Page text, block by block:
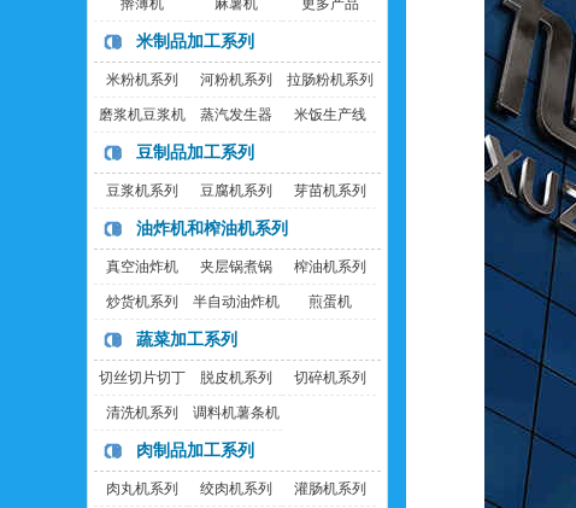
擀薄机 麻薯机 更多产品
米制品加工系列
米粉机系列 河粉机系列 拉肠粉机系列
磨浆机豆浆机 蒸汽发生器 米饭生产线
豆制品加工系列
豆浆机系列 豆腐机系列 芽苗机系列
油炸机和榨油机系列
真空油炸机 夹层锅煮锅 榨油机系列
炒货机系列 半自动油炸机 煎蛋机
蔬菜加工系列
切丝切片切丁
机
脱皮机系列 切碎机系列
清洗机系列 调料机薯条机
肉制品加工系列
肉丸机系列 绞肉机系列 灌肠机系列